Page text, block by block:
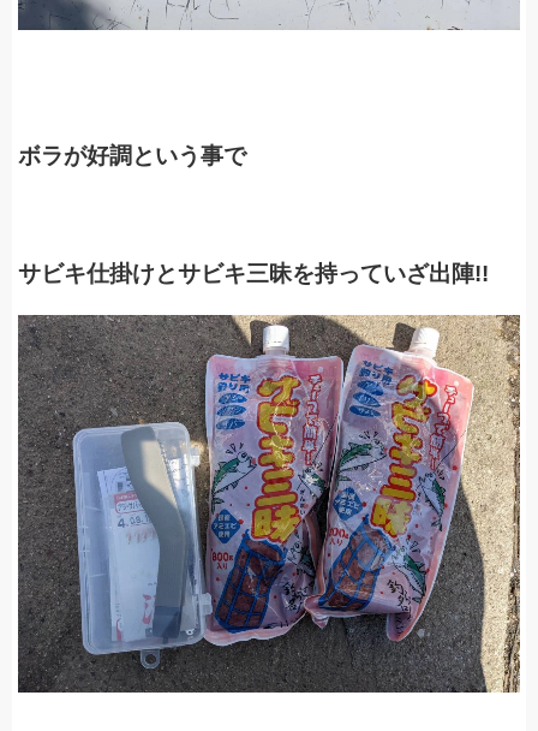
ボラが好調という事で
サビキ仕掛けとサビキ三昧を持っていざ出陣!!